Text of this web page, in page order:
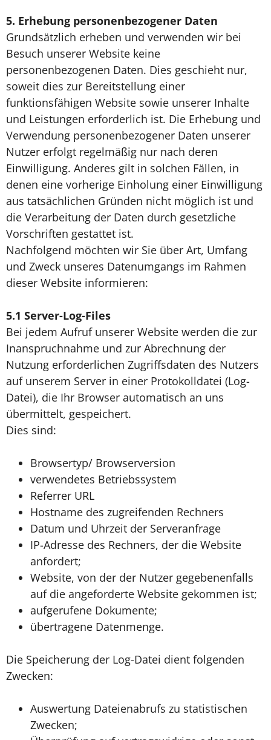
5. Erhebung personenbezogener Daten
Grundsätzlich erheben und verwenden wir bei
Besuch unserer Website keine
personenbezogenen Daten. Dies geschieht nur,
soweit dies zur Bereitstellung einer
funktionsfähigen Website sowie unserer Inhalte
und Leistungen erforderlich ist. Die Erhebung und
Verwendung personenbezogener Daten unserer
Nutzer erfolgt regelmäßig nur nach deren
Einwilligung. Anderes gilt in solchen Fällen, in
denen eine vorherige Einholung einer Einwilligung
aus tatsächlichen Gründen nicht möglich ist und
die Verarbeitung der Daten durch gesetzliche
Vorschriften gestattet ist.
Nachfolgend möchten wir Sie über Art, Umfang
und Zweck unseres Datenumgangs im Rahmen
dieser Website informieren:
5.1 Server-Log-Files
Bei jedem Aufruf unserer Website werden die zur
Inanspruchnahme und zur Abrechnung der
Nutzung erforderlichen Zugriffsdaten des Nutzers
auf unserem Server in einer Protokolldatei (Log-
Datei), die Ihr Browser automatisch an uns
übermittelt, gespeichert.
Dies sind:
Browsertyp/ Browserversion
verwendetes Betriebssystem
Referrer URL
Hostname des zugreifenden Rechners
Datum und Uhrzeit der Serveranfrage
IP-Adresse des Rechners, der die Website
anfordert;
Website, von der der Nutzer gegebenenfalls
auf die angeforderte Website gekommen ist;
aufgerufene Dokumente;
übertragene Datenmenge.
Die Speicherung der Log-Datei dient folgenden
Zwecken:
Auswertung Dateienabrufs zu statistischen
Zwecken;